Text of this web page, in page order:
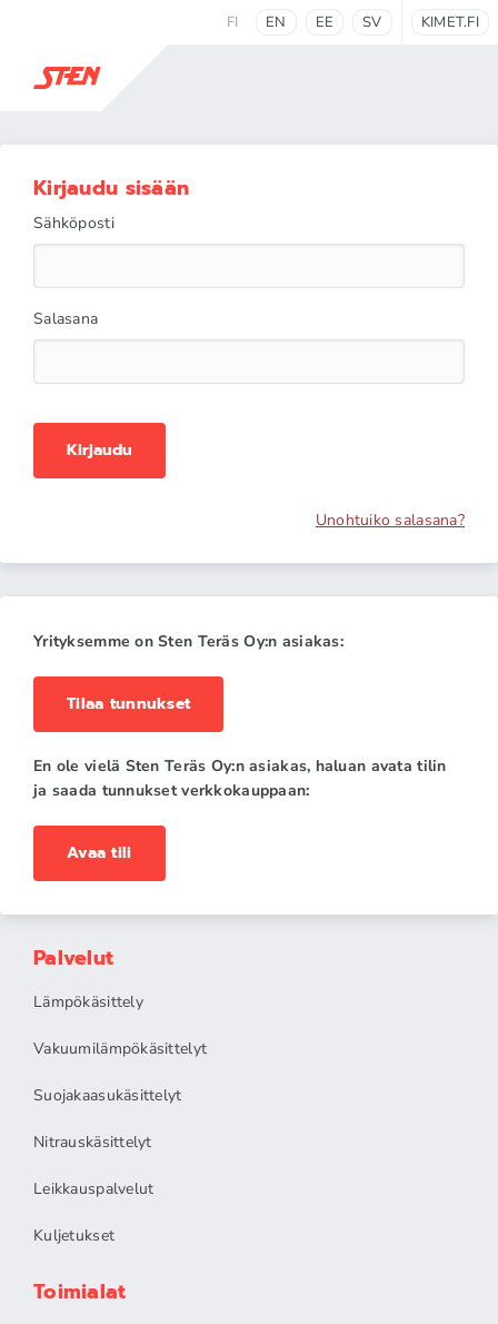
FI EN EE SV KIMET.FI
Kirjaudu sisään
Sähköposti
Salasana
Kirjaudu
Unohtuiko salasana?
Yrityksemme on Sten Teräs Oy:n asiakas:
Tilaa tunnukset
En ole vielä Sten Teräs Oy:n asiakas, haluan avata tilin
ja saada tunnukset verkkokauppaan:
Avaa tili
Palvelut
Lämpökäsittely
Vakuumilämpökäsittelyt
Suojakaasukäsittelyt
Nitrauskäsittelyt
Leikkauspalvelut
Kuljetukset
Toimialat